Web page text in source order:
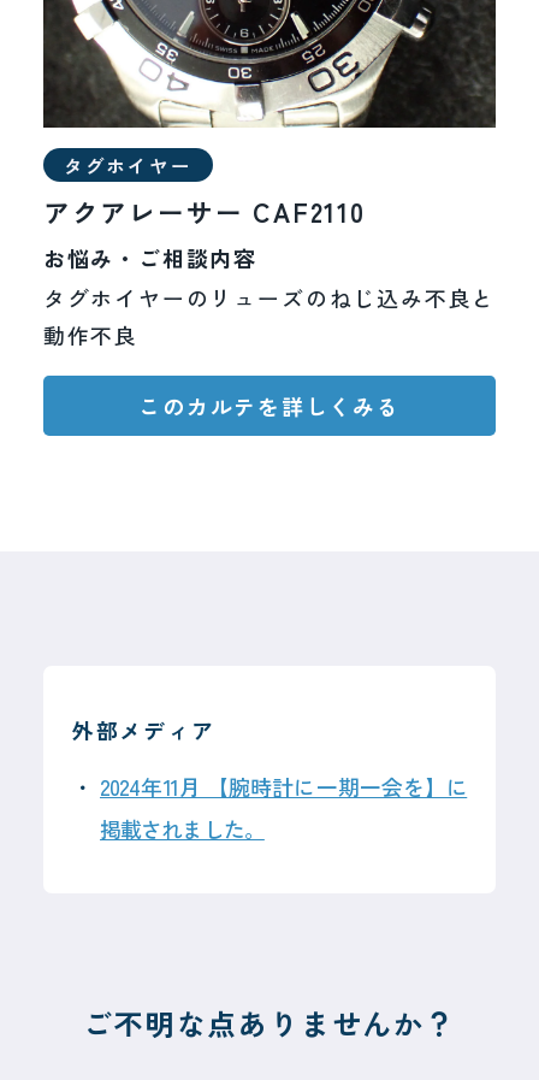
タグホイヤー
アクアレーサー CAF2110
お悩み・ご相談内容
タグホイヤーのリューズのねじ込み不良と
動作不良
このカルテを詳しくみる
外部メディア
2024年11月 【腕時計に一期一会を】に
掲載されました。
ご不明な点ありませんか？
2026年7月14日
2026年7月14日
一般のお客様向け時計修理